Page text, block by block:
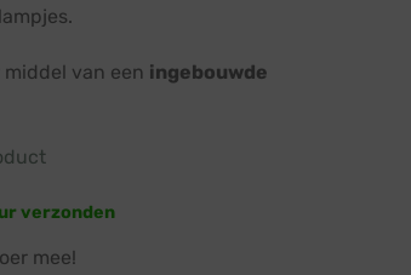
middel van een ingebouwde
verzonden
mee!